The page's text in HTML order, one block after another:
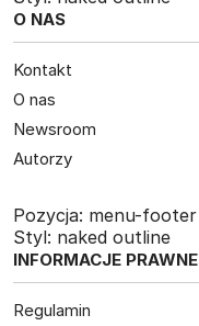
O NAS
Kontakt
O nas
Newsroom
Autorzy
Pozycja: menu-footer
Styl: naked outline
INFORMACJE PRAWNE
Regulamin